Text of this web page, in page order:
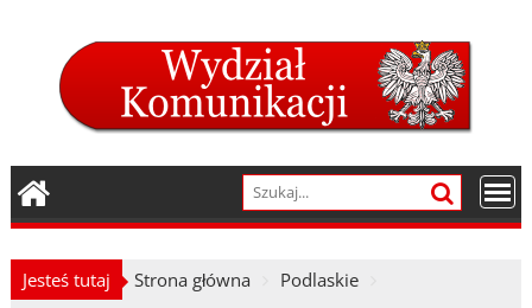
Jesteś tutaj Strona główna
Podlaskie